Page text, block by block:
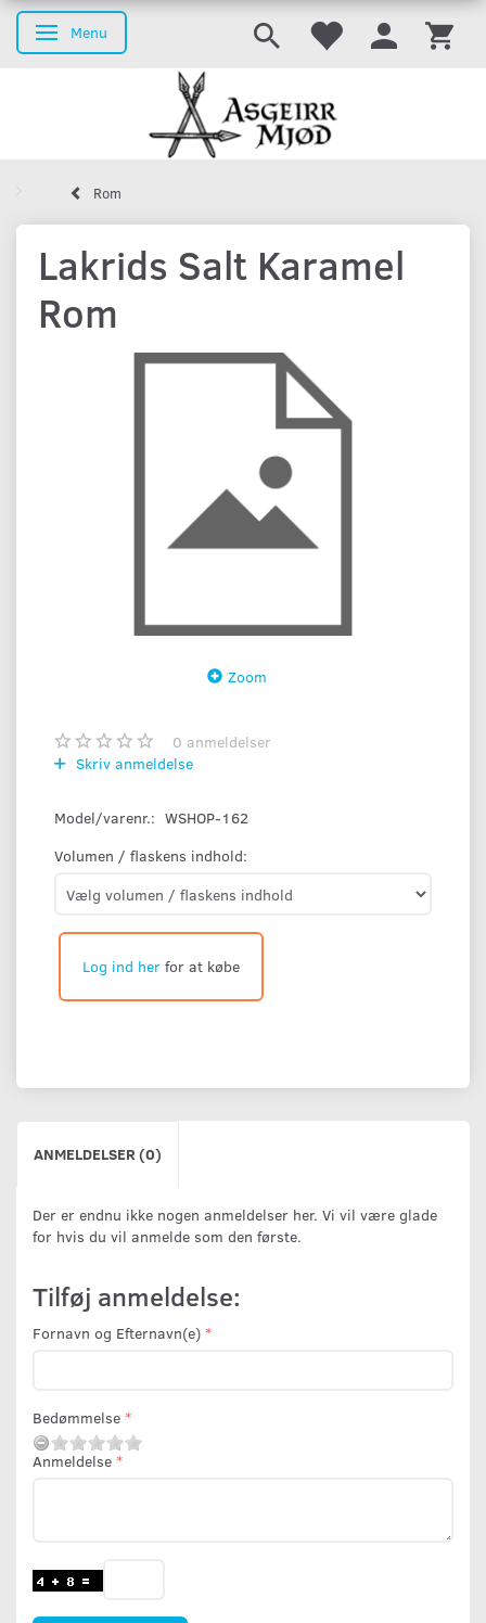
Skifte navigation
Menu
Rom
Lakrids Salt Karamel
Rom
Zoom
0 anmeldelser
Skriv anmeldelse
Model/varenr.: WSHOP-162
Volumen / flaskens indhold:
Log ind her for at købe
ANMELDELSER (0)
Der er endnu ikke nogen anmeldelser her. Vi vil være glade
for hvis du vil anmelde som den første.
Tilføj anmeldelse:
Fornavn og Efternavn(e)
Bedømmelse
Anmeldelse